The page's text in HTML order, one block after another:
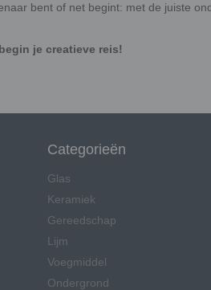
bent of net begint: met de juiste
je creatieve reis!
Categorieën
Glas
Keramiek
Gereedschap
Lijm
Voegmiddel
Ondergrond